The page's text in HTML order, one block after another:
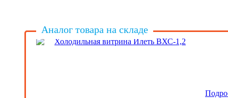
Аналог товара на складе
Холодильная витрина Илеть ВХС-1,2